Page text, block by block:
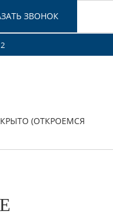
(ОТКРОЕМСЯ
ЗВОНОК